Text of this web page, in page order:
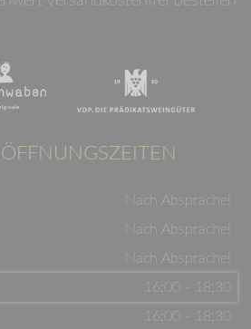
Nach Absprache!
Nach Absprache!
Nach Absprache!
16:00 - 18:30
16:00 - 18:30